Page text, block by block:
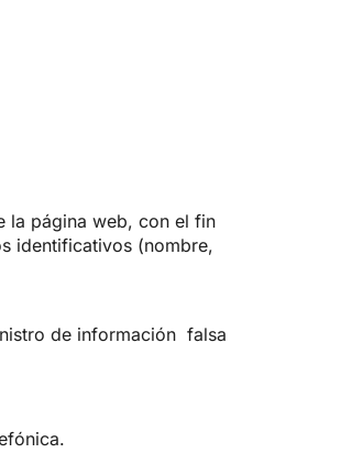
la página web, con el fin
identificativos (nombre,
de información falsa